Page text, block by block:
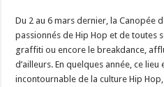
Du 2 au 6 mars dernier, la Canopée
passionnés de Hip Hop et de toutes
graffiti ou encore le breakdance,
d’ailleurs. En quelques année, ce
incontournable de la culture Hip